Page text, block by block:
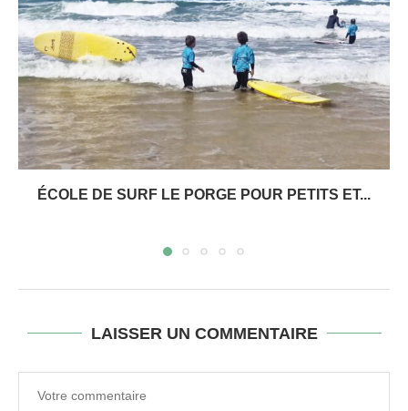
ÉCOLE DE SURF LE PORGE POUR PETITS ET...
LAISSER UN COMMENTAIRE